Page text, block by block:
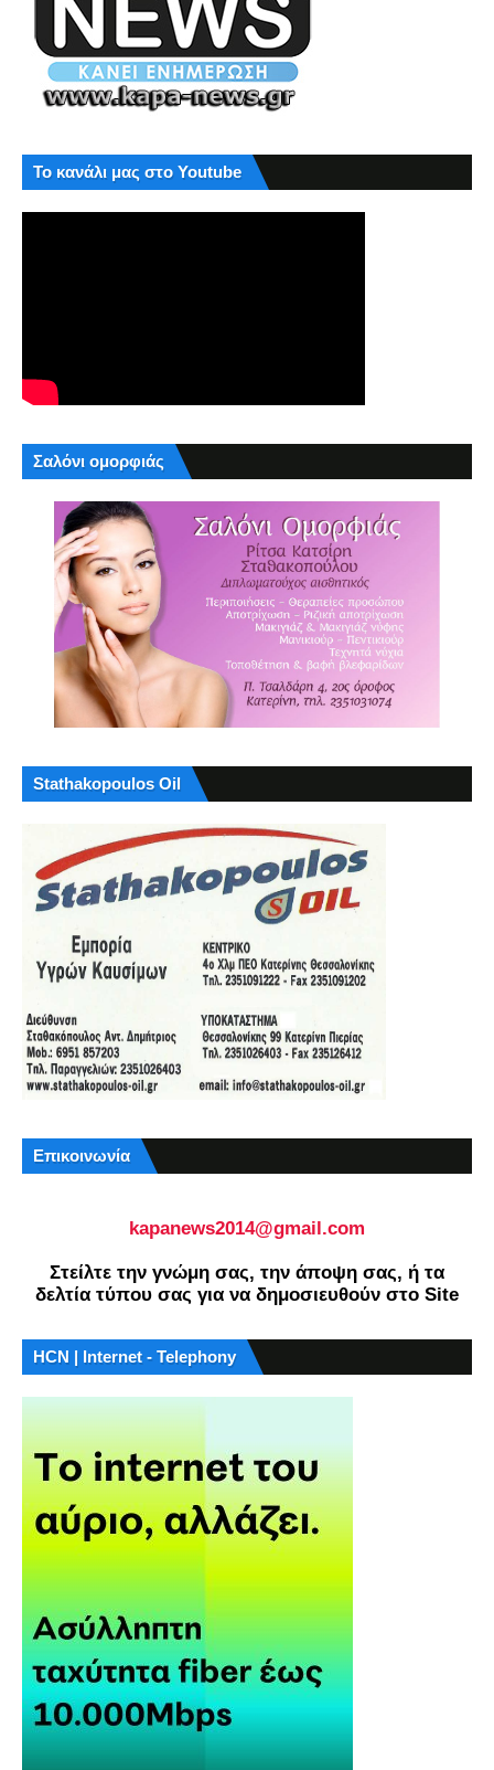
Το κανάλι μας στο Youtube
Σαλόνι ομορφιάς
Stathakopoulos Oil
Επικοινωνία
kapanews2014@gmail.com
Στείλτε την γνώμη σας, την άποψη σας, ή τα
δελτία τύπου σας για να δημοσιευθούν στο Site
HCN | Internet - Telephony